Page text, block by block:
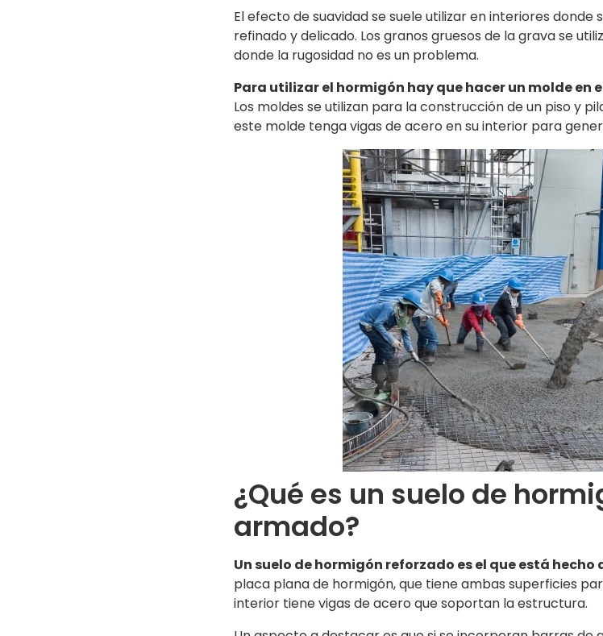
El efecto de suavidad se suele utilizar en interiores donde
refinado y delicado. Los granos gruesos de la grava se
donde la rugosidad no es un problema.
Para utilizar el hormigón hay que hacer un molde en
Los moldes se utilizan para la construcción de un piso y
este molde tenga vigas de acero en su interior para
¿Qué es un suelo de
armado?
Un suelo de hormigón reforzado es el que está hecho
placa plana de hormigón, que tiene ambas superficies
interior tiene vigas de acero que soportan la estructura.